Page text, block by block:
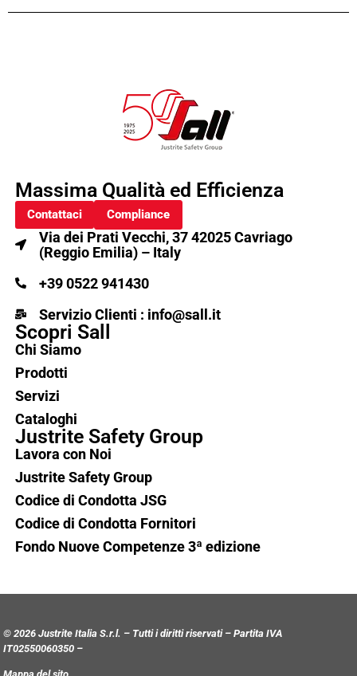
Massima Qualità ed Efficienza
Contattaci Compliance
Via dei Prati Vecchi, 37 42025 Cavriago
(Reggio Emilia) – Italy
+39 0522 941430
Servizio Clienti : info@sall.it
Scopri Sall
Chi Siamo
Prodotti
Servizi
Cataloghi
Justrite Safety Group
Lavora con Noi
Justrite Safety Group
Codice di Condotta JSG
Codice di Condotta Fornitori
Fondo Nuove Competenze 3ª edizione
© 2026 Justrite Italia S.r.l. – Tutti i diritti riservati – Partita IVA
IT02550060350 –